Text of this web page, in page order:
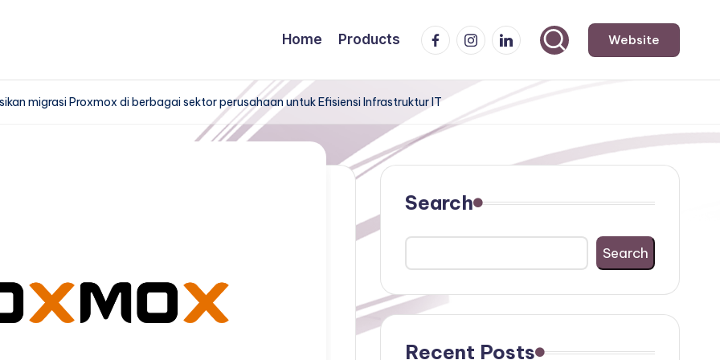
Home Products FacebookInstagramLinkedIn Website
migrasi Proxmox di berbagai sektor perusahaan untuk Efisiensi Infrastruktur IT
Search
Search
Recent Posts